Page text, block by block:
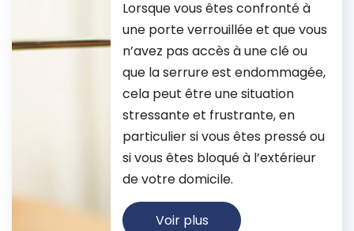
Lorsque vous êtes confronté à
une porte verrouillée et que vous
n’avez pas accès à une clé ou
que la serrure est endommagée,
cela peut être une situation
stressante et frustrante, en
particulier si vous êtes pressé ou
si vous êtes bloqué à l’extérieur
de votre domicile.
Voir plus